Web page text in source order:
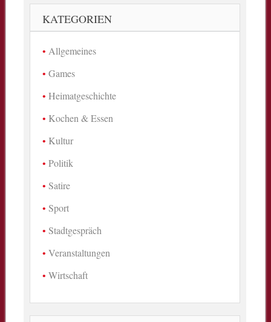
KATEGORIEN
Allgemeines
Games
Heimatgeschichte
Kochen & Essen
Kultur
Politik
Satire
Sport
Stadtgespräch
Veranstaltungen
Wirtschaft